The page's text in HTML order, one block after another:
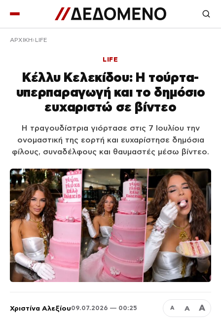
ΑΡΧΙΚΉ LIFE
LIFE
Κέλλυ Κελεκίδου: Η τούρτα-
υπερπαραγωγή και το δημόσιο
ευχαριστώ σε βίντεο
Η τραγουδίστρια γιόρτασε στις 7 Ιουλίου την
ονομαστική της εορτή και ευχαρίστησε δημόσια
φίλους, συναδέλφους και θαυμαστές μέσω βίντεο.
Χριστίνα Αλεξίου09.07.2026 — 00:25 Α Α Α